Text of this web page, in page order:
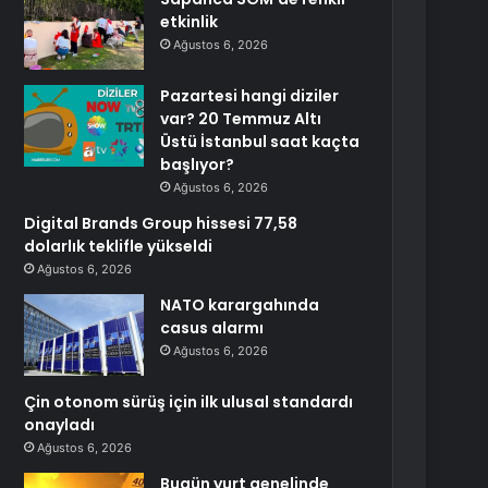
etkinlik
Ağustos 6, 2026
Pazartesi hangi diziler
var? 20 Temmuz Altı
Üstü İstanbul saat kaçta
başlıyor?
Ağustos 6, 2026
Digital Brands Group hissesi 77,58
dolarlık teklifle yükseldi
Ağustos 6, 2026
NATO karargahında
casus alarmı
Ağustos 6, 2026
Çin otonom sürüş için ilk ulusal standardı
onayladı
Ağustos 6, 2026
Bugün yurt genelinde